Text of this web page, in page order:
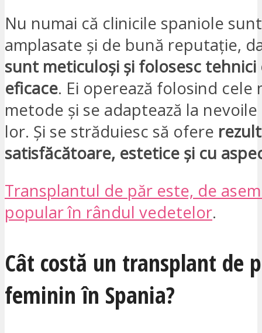
Nu numai că clinicile spaniole
amplasate și de bună reputație,
sunt meticuloși și folosesc tehnici
eficace. Ei operează folosind cele
metode și se adaptează la
lor. Și se străduiesc să ofere
satisfăcătoare, estetice și cu
Transplantul de păr este, de
popular în rândul vedetelor.
Cât costă un transplant de
feminin în Spania?